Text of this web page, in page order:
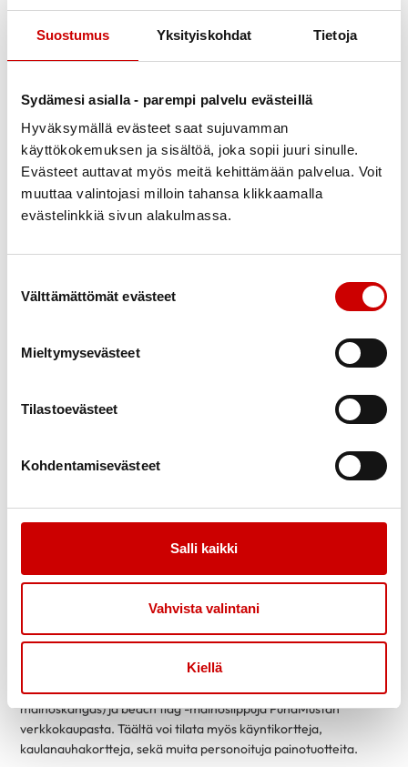
Suostumus Yksityiskohdat Tietoja
Sydämesi asialla - parempi palvelu evästeillä
Hyväksymällä evästeet saat sujuvamman
käyttökokemuksen ja sisältöä, joka sopii juuri sinulle.
Evästeet auttavat myös meitä kehittämään palvelua. Voit
muuttaa valintojasi milloin tahansa klikkaamalla
evästelinkkiä sivun alakulmassa.
Välttämättömät evästeet
Mieltymysevästeet
Tilastoevästeet
Kohdentamisevästeet
Salli kaikki
Vahvista valintani
Kiellä
T-paidat, fleeceliivit ym.
Innoflamen ylläpitämästä Yhdistyskaupasta pääsette tilaamaan
Mikäli ette ole saaneet pääsylinkkiä kauppaan, niin
liittymispyynnön voitte lähettäätilaukset@sydanliitto.fi
sähköpostiin.
Mikäli olette jo rekisteröityneet kauppaan, niin tästä linkistä
pääsette kirjautumissivulle;
Käyntikortit, roll-upit sekä muut
painotuotteet
Mikäli tarvitsette yhdistyksellenne suurempaa näkyvyyttä
tapahtumissa, voitte tilata erilaisia roll-uppeja (ylös vedettävä
mainoskangas) ja beach flag -mainoslippuja PunaMustan
verkkokaupasta. Täältä voi tilata myös käyntikortteja,
kaulanauhakortteja, sekä muita personoituja painotuotteita.